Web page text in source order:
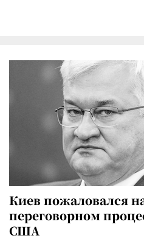
Киев пожаловался
переговорном
США